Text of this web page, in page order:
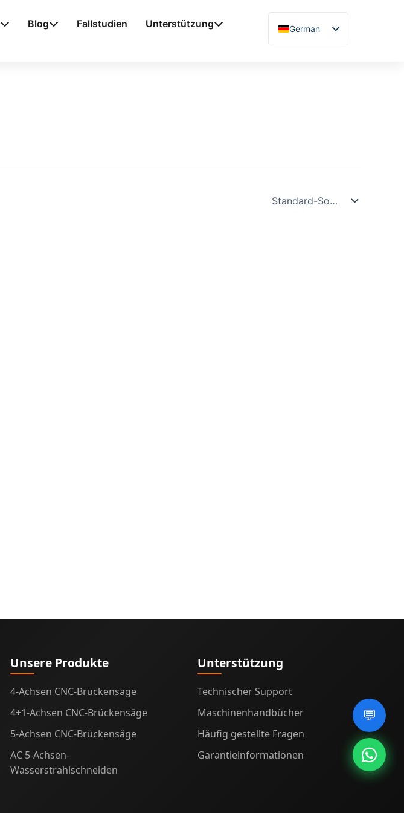
Blog Fallstudien Unterstützung
German
English
Japanese
Uzbek
💬
Unsere Produkte
4-Achsen CNC-Brückensäge
4+1-Achsen CNC-Brückensäge
5-Achsen CNC-Brückensäge
AC 5-Achsen-
Wasserstrahlschneiden
Unterstützung
Technischer Support
Maschinenhandbücher
Häufig gestellte Fragen
Garantieinformationen